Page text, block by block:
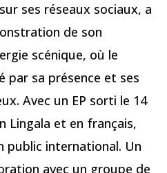
ses réseaux sociaux, a
de son
scénique, où le
sa présence et ses
Avec un EP sorti le 14
Lingala et en français,
public international. Un
avec un groupe de